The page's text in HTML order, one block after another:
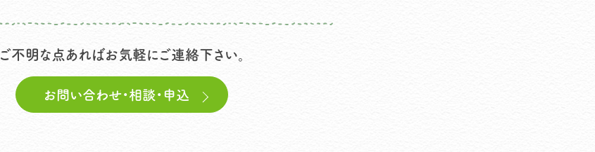
ご不明な点あればお気軽にご連絡下さい。
お問い合わせ・相談・申込